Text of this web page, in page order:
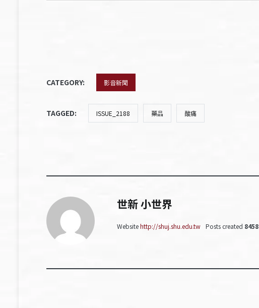
CATEGORY: 影音新聞
TAGGED: ISSUE_2188 藥品 酸痛
世新 小世界
Websitehttp://shuj.shu.edu.tw Posts created 8458